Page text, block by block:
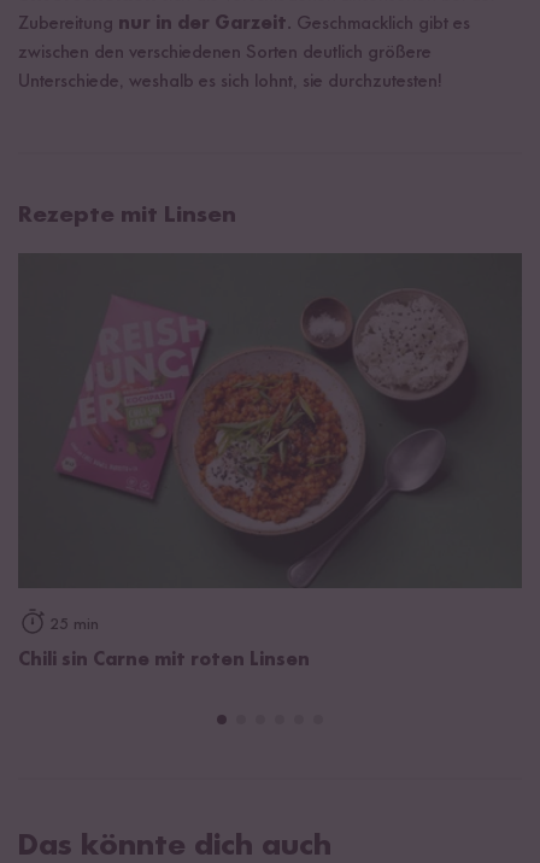
Zubereitung nur in der Garzeit. Geschmacklich gibt es
zwischen den verschiedenen Sorten deutlich größere
Unterschiede, weshalb es sich lohnt, sie durchzutesten!
Rezepte mit Linsen
25 min
Chili sin Carne mit roten Linsen
Das könnte dich auch